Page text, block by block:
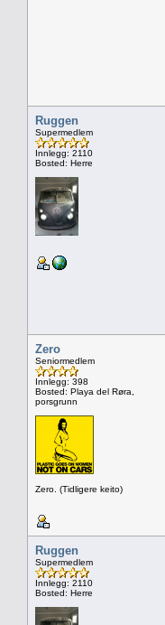
Ruggen
Supermedlem
Innlegg: 2110
Bosted: Herre
Zero
Seniormedlem
Innlegg: 398
Bosted: Playa del Røra,
porsgrunn
Zero. (Tidligere keito)
Ruggen
Supermedlem
Innlegg: 2110
Bosted: Herre